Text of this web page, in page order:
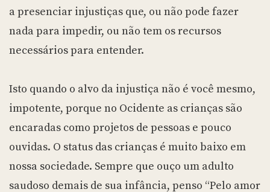
a presenciar injustiças que, ou não pode fazer
nada para impedir, ou não tem os recursos
necessários para entender.
Isto quando o alvo da injustiça não é você mesmo,
impotente, porque no Ocidente as crianças são
encaradas como projetos de pessoas e pouco
ouvidas. O status das crianças é muito baixo em
nossa sociedade. Sempre que ouço um adulto
saudoso demais de sua infância, penso “Pelo amor